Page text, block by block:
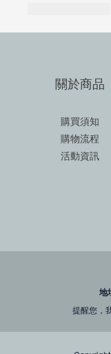
關於商品
購買須知
購物流程
活動資訊
地
提醒您，